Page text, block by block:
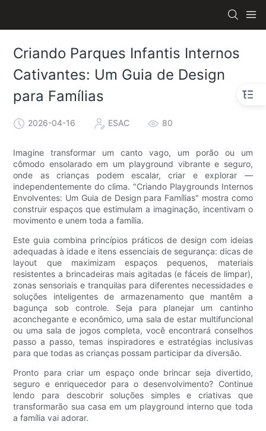
Criando Parques Infantis Internos
Cativantes: Um Guia de Design
para Famílias
2026-04-16 ESAC 80
Imagine transformar um canto vago, um porão ou um
cômodo ensolarado em um playground vibrante e seguro,
onde as crianças podem escalar, criar e explorar —
independentemente do clima. "Criando Playgrounds Internos
Envolventes: Um Guia de Design para Famílias" mostra como
construir espaços que estimulam a imaginação, incentivam o
movimento e unem toda a família.
Este guia combina princípios práticos de design com ideias
adequadas à idade e itens essenciais de segurança: dicas de
layout que maximizam espaços pequenos, materiais
resistentes a brincadeiras mais agitadas (e fáceis de limpar),
zonas sensoriais e tranquilas para diferentes necessidades e
soluções inteligentes de armazenamento que mantêm a
bagunça sob controle. Seja para planejar um cantinho
aconchegante e econômico, uma sala de estar multifuncional
ou uma sala de jogos completa, você encontrará conselhos
passo a passo, temas inspiradores e estratégias inclusivas
para que todas as crianças possam participar da diversão.
Pronto para criar um espaço onde brincar seja divertido,
seguro e enriquecedor para o desenvolvimento? Continue
lendo para descobrir soluções simples e criativas que
transformarão sua casa em um playground interno que toda
a família vai adorar.